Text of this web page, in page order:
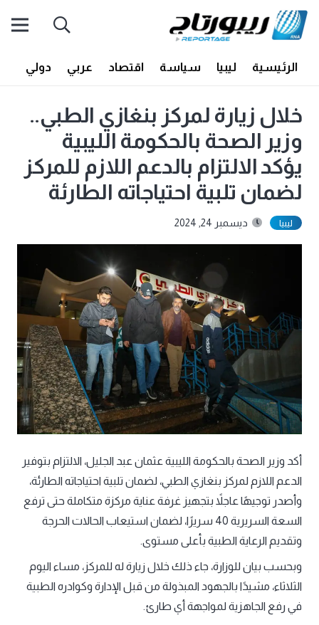
الرئيسية ليبيا سياسة اقتصاد عربي دولي
خلال زيارة لمركز بنغازي الطبي..
وزير الصحة بالحكومة الليبية
يؤكد الالتزام بالدعم اللازم للمركز
لضمان تلبية احتياجاته الطارئة
ليبيا ديسمبر 24, 2024
أكد وزير الصحة بالحكومة الليبية عثمان عبد الجليل، الالتزام بتوفير
الدعم اللازم لمركز بنغازي الطبي، لضمان تلبية احتياجاته الطارئة،
وأصدر توجيهًا عاجلاً بتجهيز غرفة عناية مركزة متكاملة حتى ترفع
السعة السريرية 40 سريرًا، لضمان استيعاب الحالات الحرجة
وتقديم الرعاية الطبية بأعلى مستوى.
وبحسب بيان للوزارة، جاء ذلك خلال زيارة له للمركز، مساء اليوم
الثلاثاء، مشيدًا بالجهود المبذولة من قبل الإدارة وكوادره الطبية
في رفع الجاهزية لمواجهة أي طارئ.